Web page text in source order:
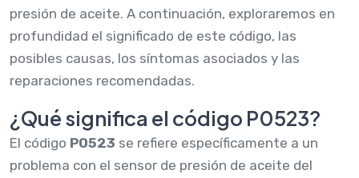
presión de aceite. A continuación, exploraremos en
profundidad el significado de este código, las
posibles causas, los síntomas asociados y las
reparaciones recomendadas.
¿Qué significa el código P0523?
El código P0523 se refiere específicamente a un
problema con el sensor de presión de aceite del